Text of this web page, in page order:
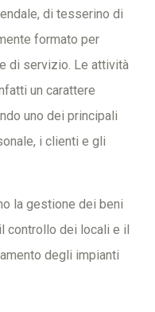
di tesserino di
formato per
di servizio. Le attività
un carattere
uno dei principali
i clienti e gli
la gestione dei beni
controllo dei locali e il
degli impianti